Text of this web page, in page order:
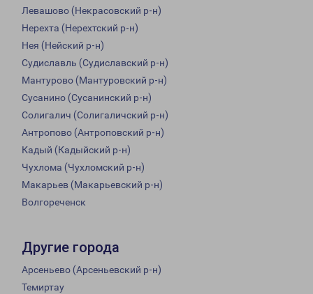
Левашово (Некрасовский р-н)
Нерехта (Нерехтский р-н)
Нея (Нейский р-н)
Судиславль (Судиславский р-н)
Мантурово (Мантуровский р-н)
Сусанино (Сусанинский р-н)
Солигалич (Солигаличский р-н)
Антропово (Антроповский р-н)
Кадый (Кадыйский р-н)
Чухлома (Чухломский р-н)
Макарьев (Макарьевский р-н)
Волгореченск
Другие города
Арсеньево (Арсеньевский р-н)
Темиртау